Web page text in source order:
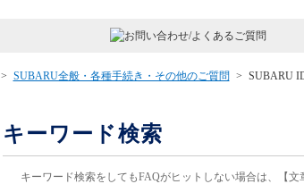
> SUBARU全般・各種手続き・その他のご質問 > SUBARU
キーワード検索
キーワード検索をしてもFAQがヒットしない場合は、【